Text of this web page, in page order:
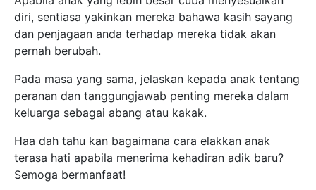
diri, sentiasa yakinkan mereka bahawa kasih sayang
dan penjagaan anda terhadap mereka tidak akan
pernah berubah.
Pada masa yang sama, jelaskan kepada anak tentang
peranan dan tanggungjawab penting mereka dalam
keluarga sebagai abang atau kakak.
Haa dah tahu kan bagaimana cara elakkan anak
terasa hati apabila menerima kehadiran adik baru?
Semoga bermanfaat!